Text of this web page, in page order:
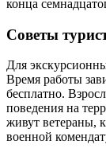
конца
Советы
Для
Время работы
бесплатно.
поведения на
живут ветераны,
военной